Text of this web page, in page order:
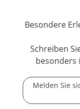
Besondere
Schreiben
besonders
Melden Sie